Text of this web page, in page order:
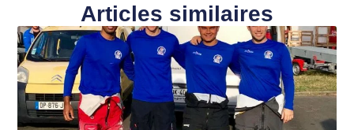
Articles similaires